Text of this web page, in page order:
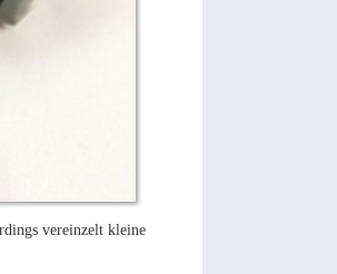
vereinzelt kleine